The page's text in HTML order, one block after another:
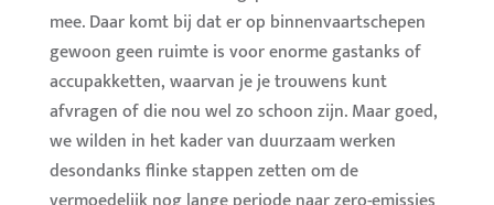
mee. Daar komt bij dat er op binnenvaartschepen
gewoon geen ruimte is voor enorme gastanks of
accupakketten, waarvan je je trouwens kunt
afvragen of die nou wel zo schoon zijn. Maar goed,
we wilden in het kader van duurzaam werken
desondanks flinke stappen zetten om de